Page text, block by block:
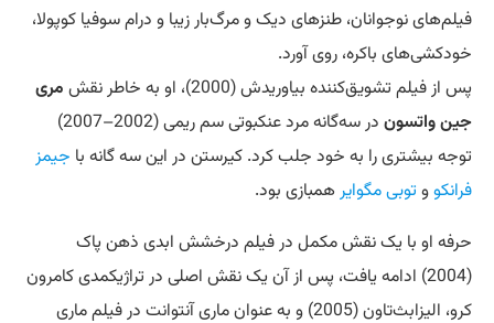
فیلم‌های نوجوانان، طنزهای دیک و مرگ‌بار زیبا و درام سوفیا کوپولا،
خودکشی‌های باکره، روی آورد.
پس از فیلم تشویق‌کننده بیاوریدش (2000)، او به خاطر نقش
مری
جین واتسون
در سه‌گانه مرد عنکبوتی سم ریمی (2002–2007)
توجه بیشتری را به خود جلب کرد. کیرستن در این سه گانه با جیمز
فرانکوو توبی مگوایرهمبازی بود.
حرفه او با یک نقش مکمل در فیلم درخشش ابدی ذهن پاک
(2004) ادامه یافت، پس از آن یک نقش اصلی در تراژیکمدی کامرون
کرو، الیزابث‌تاون (2005) و به عنوان ماری آنتوانت در فیلم ماری